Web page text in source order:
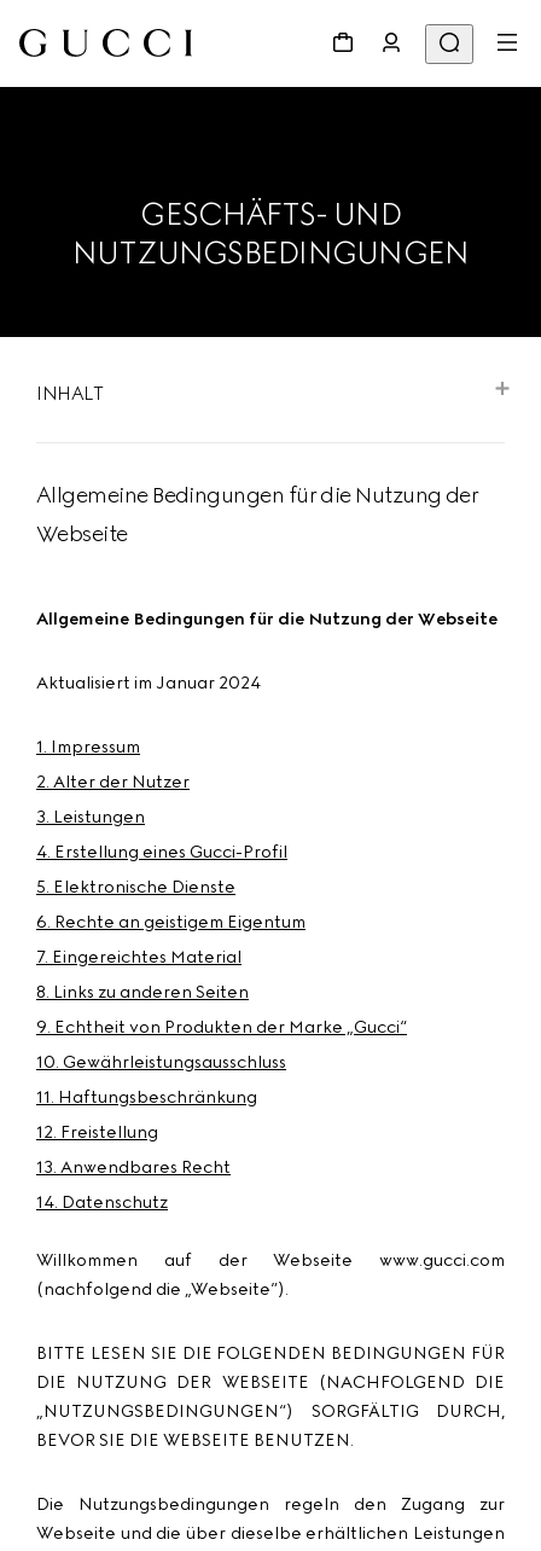
GESCHÄFTS- UND
NUTZUNGSBEDINGUNGEN
INHALT
Allgemeine Bedingungen für die Nutzung der
Webseite
Allgemeine Bedingungen für die Nutzung der Webseite
Aktualisiert im Januar 2024
1. Impressum
2. Alter der Nutzer
3. Leistungen
4. Erstellung eines Gucci-Profil
5. Elektronische Dienste
6. Rechte an geistigem Eigentum
7. Eingereichtes Material
8. Links zu anderen Seiten
9. Echtheit von Produkten der Marke „Gucci“
10. Gewährleistungsausschluss
11. Haftungsbeschränkung
12. Freistellung
13. Anwendbares Recht
14. Datenschutz
Willkommen auf der Webseite www.gucci.com
(nachfolgend die „Webseite”).
BITTE LESEN SIE DIE FOLGENDEN BEDINGUNGEN FÜR
DIE NUTZUNG DER WEBSEITE (NACHFOLGEND DIE
„NUTZUNGSBEDINGUNGEN“) SORGFÄLTIG DURCH,
BEVOR SIE DIE WEBSEITE BENUTZEN.
Die Nutzungsbedingungen regeln den Zugang zur
Webseite und die über dieselbe erhältlichen Leistungen